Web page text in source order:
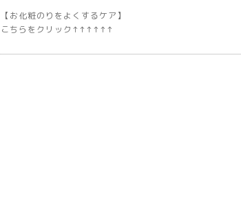
【お化粧のりをよくするケア】
こちらをクリック↑↑↑↑↑↑